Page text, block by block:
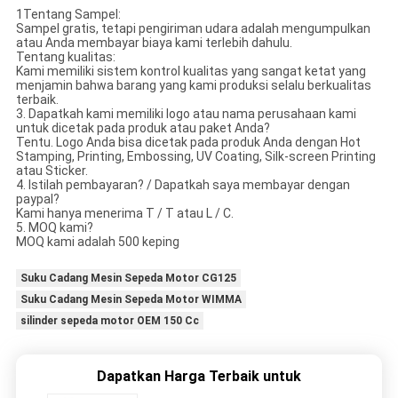
1Tentang Sampel:
Sampel gratis, tetapi pengiriman udara adalah mengumpulkan
atau Anda membayar biaya kami terlebih dahulu.
Tentang kualitas:
Kami memiliki sistem kontrol kualitas yang sangat ketat yang
menjamin bahwa barang yang kami produksi selalu berkualitas
terbaik.
3. Dapatkah kami memiliki logo atau nama perusahaan kami
untuk dicetak pada produk atau paket Anda?
Tentu. Logo Anda bisa dicetak pada produk Anda dengan Hot
Stamping, Printing, Embossing, UV Coating, Silk-screen Printing
atau Sticker.
4. Istilah pembayaran? / Dapatkah saya membayar dengan
paypal?
Kami hanya menerima T / T atau L / C.
5. MOQ kami?
MOQ kami adalah 500 keping
Suku Cadang Mesin Sepeda Motor CG125
Suku Cadang Mesin Sepeda Motor WIMMA
silinder sepeda motor OEM 150 Cc
Dapatkan Harga Terbaik untuk